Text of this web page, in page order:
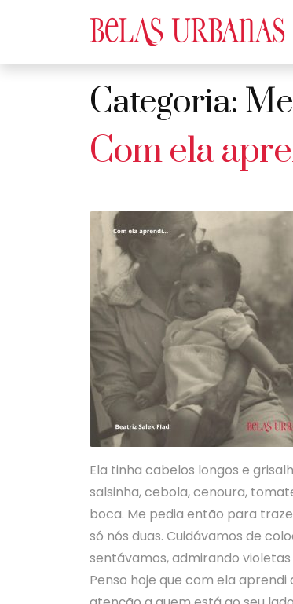
Categoria:
Com ela
Ela tinha cabelos longos e
salsinha, cebola, cenoura,
boca. Me pedia então para
só nós duas. Cuidávamos de
sentávamos, admirando
Penso hoje que com ela